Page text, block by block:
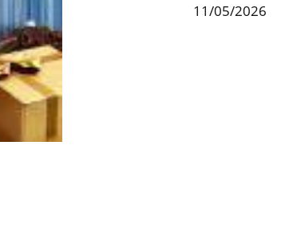
11/05/2026